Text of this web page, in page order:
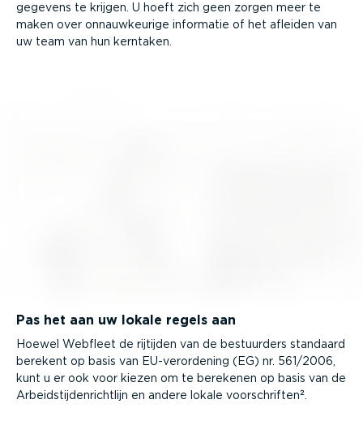
ge­gevens te krijgen. U hoeft zich geen zorgen meer te
maken over onnauw­keurige informatie of het afleiden van
uw team van hun kerntaken.
Pas het aan uw lokale regels aan
Hoewel Webfleet de rijtijden van de bestuurders standaard
berekent op basis van EU-ver­or­dening (EG) nr. 561/2006,
kunt u er ook voor kiezen om te berekenen op basis van de
Arbeids­tij­den­richtlijn en andere lokale voorschriften².